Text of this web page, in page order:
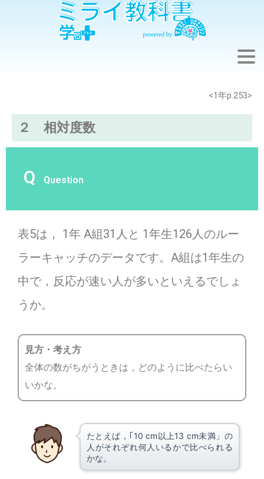
<1年p.253>
２ 相対度数
Q Question
表5は， 1年 A組31人と 1年生126人のルー
ラーキャッチのデータです。A組は1年生の
中で，反応が速い人が多いといえるでしょ
うか。
見方・考え方
全体の数がちがうときは，どのように比べたらい
いかな。
たとえば，｢10 cm以上13 cm未満」の
人がそれぞれ何人いるかで比べられる
かな。